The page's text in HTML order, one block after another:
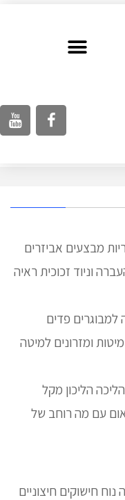
מבצעים אביזרים
וניוד זכוכית ראיה
למבוגרים פדים
ומזרונים למיטה
הליכון מקל
עם מה רוחב של
חישוקים חיצוניים